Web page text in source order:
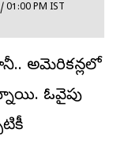
01:00 PM IST
అమెరికన్లలో
ఓవైపు